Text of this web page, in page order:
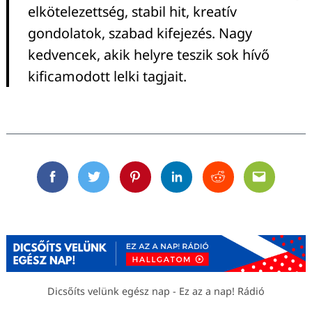
elkötelezettség, stabil hit, kreatív
gondolatok, szabad kifejezés. Nagy
kedvencek, akik helyre teszik sok hívő
kificamodott lelki tagjait.
FacebookTwitterPinterestLinkedinRedditEmail
Dicsőíts velünk egész nap - Ez az a nap! Rádió